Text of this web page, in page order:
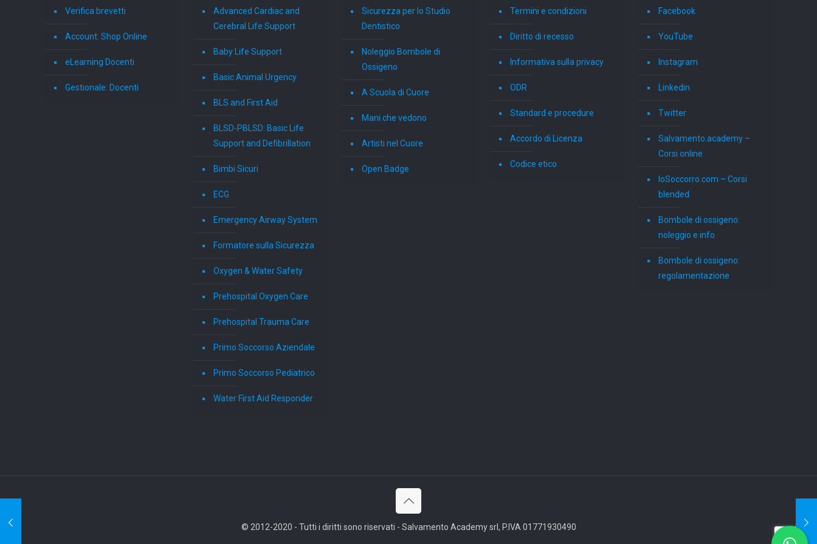
Verifica brevetti
Account: Shop Online
eLearning Docenti
Gestionale: Docenti
Advanced Cardiac and
Cerebral Life Support
Baby Life Support
Basic Animal Urgency
BLS and First Aid
BLSD-PBLSD: Basic Life
Support and Defibrillation
Bimbi Sicuri
ECG
Emergency Airway System
Formatore sulla Sicurezza
Oxygen & Water Safety
Prehospital Oxygen Care
Prehospital Trauma Care
Primo Soccorso Aziendale
Primo Soccorso Pediatrico
Water First Aid Responder
Sicurezza per lo Studio
Dentistico
Noleggio Bombole di
Ossigeno
A Scuola di Cuore
Mani che vedono
Artisti nel Cuore
Open Badge
Termini e condizioni
Diritto di recesso
Informativa sulla privacy
ODR
Standard e procedure
Accordo di Licenza
Codice etico
Facebook
YouTube
Instagram
Linkedin
Twitter
Salvamento.academy –
Corsi online
IoSoccorro.com – Corsi
blended
Bombole di ossigeno:
noleggio e info
Bombole di ossigeno:
regolamentazione
© 2012-2020 - Tutti i diritti sono riservati - Salvamento Academy srl, P.IVA 01771930490